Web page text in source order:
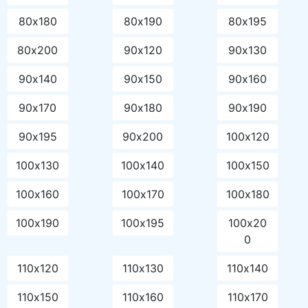
80х180 80х190 80х195
80х200 90х120 90х130
90х140 90х150 90х160
90х170 90х180 90х190
90х195 90х200 100х120
100х130 100х140 100х150
100х160 100х170 100х180
100х190 100х195
100х20
0
110х120 110х130 110х140
110х150 110х160 110х170